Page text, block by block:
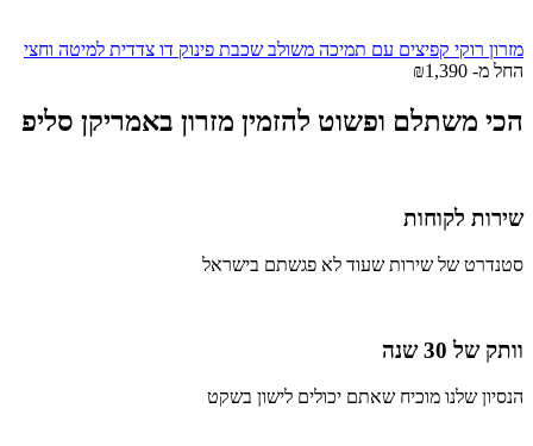
מזרון רוקי קפיצים עם תמיכה משולב שכבת פינוק דו צדדית למיטה וחצי
החל מ-
₪1,390
הכי משתלם ופשוט להזמין מזרון באמריקן סליפ
שירות לקוחות
סטנדרט של שירות שעוד לא פגשתם בישראל
וותק של 30 שנה
הנסיון שלנו מוכיח שאתם יכולים לישון בשקט